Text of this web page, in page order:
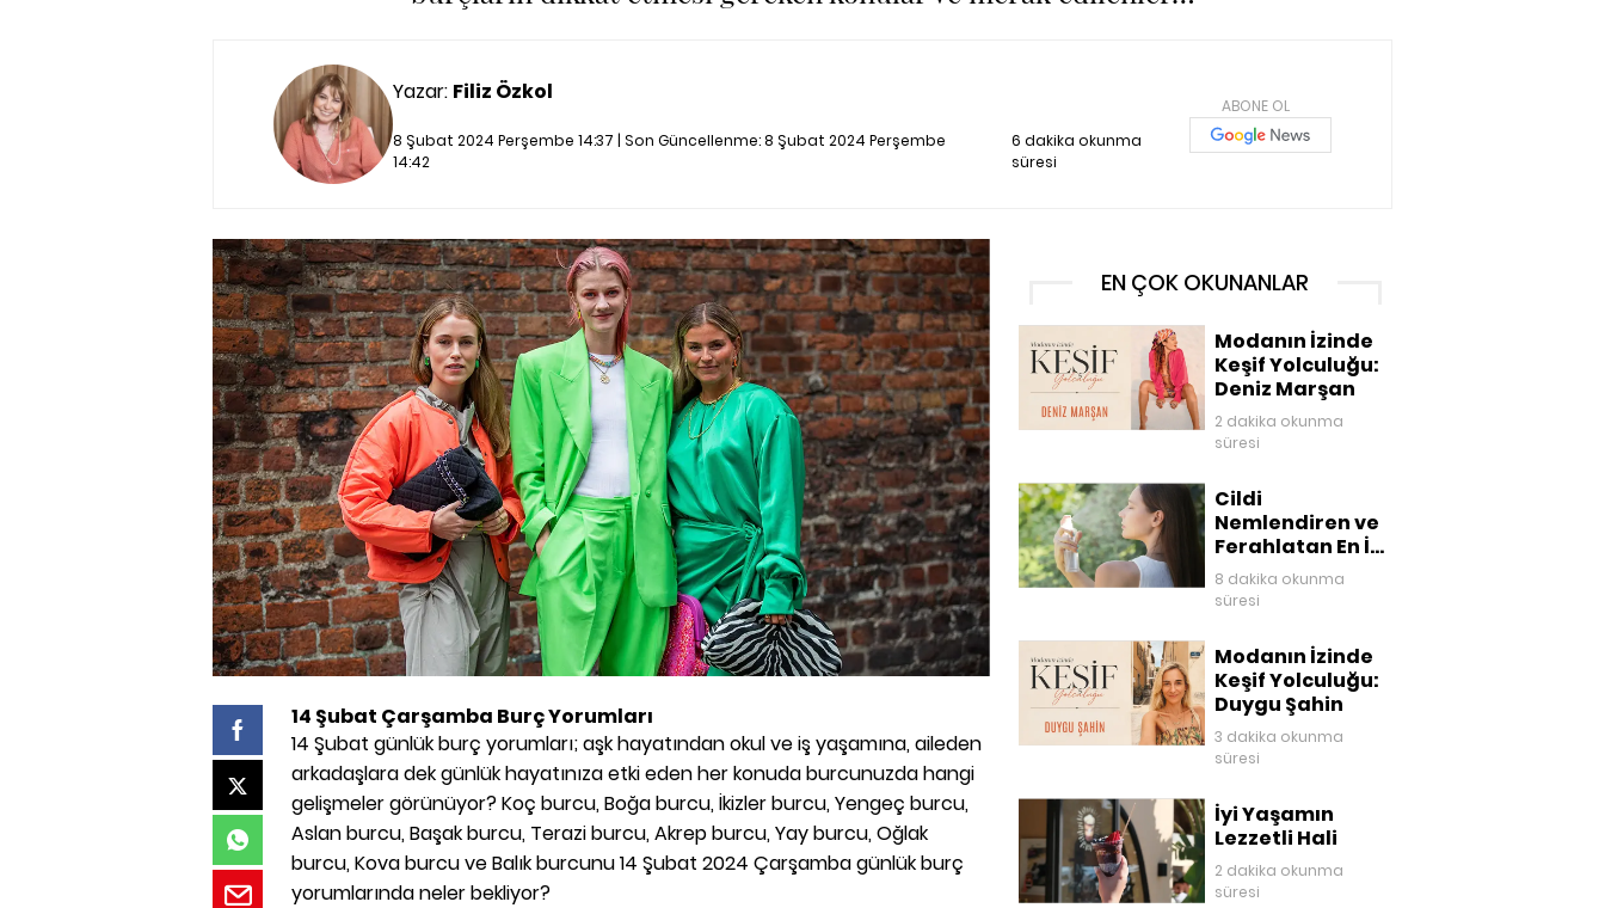
Yazar: Filiz Özkol
8 Şubat 2024 Perşembe 14:37 | Son Güncellenme:8 Şubat 2024 Perşembe
14:42
6 dakika okunma
süresi
ABONE OL
14 Şubat Çarşamba Burç Yorumları
14 Şubat günlük burç yorumları; aşk hayatından okul ve iş yaşamına, aileden
arkadaşlara dek günlük hayatınıza etki eden her konuda burcunuzda hangi
gelişmeler görünüyor? Koç burcu, Boğa burcu, İkizler burcu, Yengeç burcu,
Aslan burcu, Başak burcu, Terazi burcu, Akrep burcu, Yay burcu, Oğlak
burcu, Kova burcu ve Balık burcunu 14 Şubat 2024 Çarşamba günlük burç
yorumlarında neler bekliyor?
EN ÇOK OKUNANLAR
Modanın İzinde
Keşif Yolculuğu:
Deniz Marşan
2 dakika okunma
süresi
Cildi
Nemlendiren ve
Ferahlatan En İyi
Yüz Mistleri
8 dakika okunma
süresi
Modanın İzinde
Keşif Yolculuğu:
Duygu Şahin
3 dakika okunma
süresi
İyi Yaşamın
Lezzetli Hali
2 dakika okunma
süresi